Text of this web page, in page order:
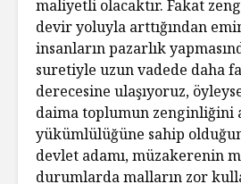
maliyetli olacaktır. Fakat
devir yoluyla arttığından
insanların pazarlık
suretiyle uzun vadede daha
derecesine ulaşıyoruz,
daima toplumun zenginliğini
yükümlülüğüne sahip
devlet adamı, müzakerenin
durumlarda malların zor